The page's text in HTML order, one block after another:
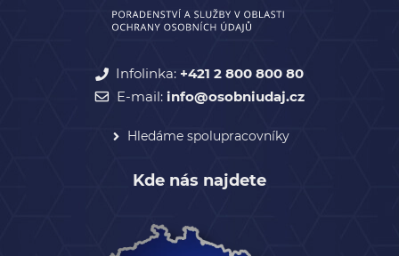
Infolinka: +421 2 800 800 80
E-mail: info@osobniudaj.cz
Hledáme spolupracovníky
Kde nás najdete